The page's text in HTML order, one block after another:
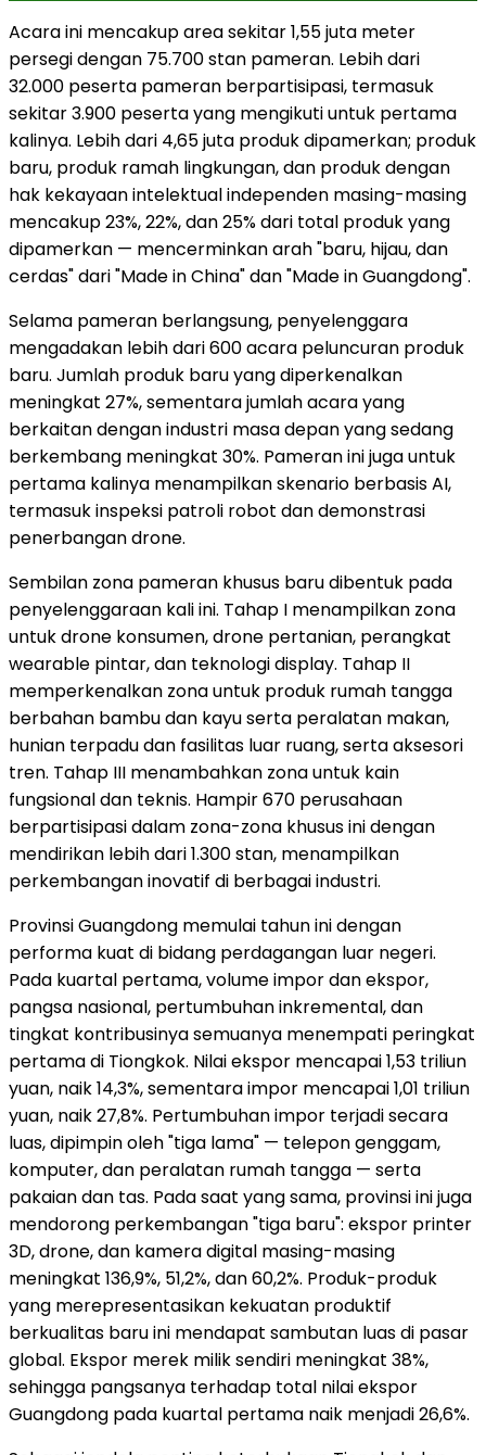
Acara ini mencakup area sekitar 1,55 juta meter
persegi dengan 75.700 stan pameran. Lebih dari
32.000 peserta pameran berpartisipasi, termasuk
sekitar 3.900 peserta yang mengikuti untuk pertama
kalinya. Lebih dari 4,65 juta produk dipamerkan; produk
baru, produk ramah lingkungan, dan produk dengan
hak kekayaan intelektual independen masing-masing
mencakup 23%, 22%, dan 25% dari total produk yang
dipamerkan — mencerminkan arah "baru, hijau, dan
cerdas" dari "Made in China" dan "Made in Guangdong".
Selama pameran berlangsung, penyelenggara
mengadakan lebih dari 600 acara peluncuran produk
baru. Jumlah produk baru yang diperkenalkan
meningkat 27%, sementara jumlah acara yang
berkaitan dengan industri masa depan yang sedang
berkembang meningkat 30%. Pameran ini juga untuk
pertama kalinya menampilkan skenario berbasis AI,
termasuk inspeksi patroli robot dan demonstrasi
penerbangan drone.
Sembilan zona pameran khusus baru dibentuk pada
penyelenggaraan kali ini. Tahap I menampilkan zona
untuk drone konsumen, drone pertanian, perangkat
wearable pintar, dan teknologi display. Tahap II
memperkenalkan zona untuk produk rumah tangga
berbahan bambu dan kayu serta peralatan makan,
hunian terpadu dan fasilitas luar ruang, serta aksesori
tren. Tahap III menambahkan zona untuk kain
fungsional dan teknis. Hampir 670 perusahaan
berpartisipasi dalam zona-zona khusus ini dengan
mendirikan lebih dari 1.300 stan, menampilkan
perkembangan inovatif di berbagai industri.
Provinsi Guangdong memulai tahun ini dengan
performa kuat di bidang perdagangan luar negeri.
Pada kuartal pertama, volume impor dan ekspor,
pangsa nasional, pertumbuhan inkremental, dan
tingkat kontribusinya semuanya menempati peringkat
pertama di Tiongkok. Nilai ekspor mencapai 1,53 triliun
yuan, naik 14,3%, sementara impor mencapai 1,01 triliun
yuan, naik 27,8%. Pertumbuhan impor terjadi secara
luas, dipimpin oleh "tiga lama" — telepon genggam,
komputer, dan peralatan rumah tangga — serta
pakaian dan tas. Pada saat yang sama, provinsi ini juga
mendorong perkembangan "tiga baru": ekspor printer
3D, drone, dan kamera digital masing-masing
meningkat 136,9%, 51,2%, dan 60,2%. Produk-produk
yang merepresentasikan kekuatan produktif
berkualitas baru ini mendapat sambutan luas di pasar
global. Ekspor merek milik sendiri meningkat 38%,
sehingga pangsanya terhadap total nilai ekspor
Guangdong pada kuartal pertama naik menjadi 26,6%.